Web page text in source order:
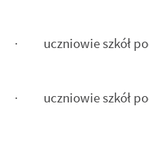
· uczniowie szkół
· uczniowie szkół